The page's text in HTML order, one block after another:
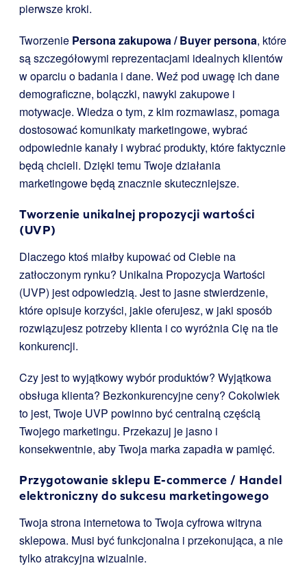
pierwsze kroki.
Tworzenie Persona zakupowa / Buyer persona, które
są szczegółowymi reprezentacjami idealnych klientów
w oparciu o badania i dane. Weź pod uwagę ich dane
demograficzne, bolączki, nawyki zakupowe i
motywacje. Wiedza o tym, z kim rozmawiasz, pomaga
dostosować komunikaty marketingowe, wybrać
odpowiednie kanały i wybrać produkty, które faktycznie
będą chcieli. Dzięki temu Twoje działania
marketingowe będą znacznie skuteczniejsze.
Tworzenie unikalnej propozycji wartości
(UVP)
Dlaczego ktoś miałby kupować od Ciebie na
zatłoczonym rynku? Unikalna Propozycja Wartości
(UVP) jest odpowiedzią. Jest to jasne stwierdzenie,
które opisuje korzyści, jakie oferujesz, w jaki sposób
rozwiązujesz potrzeby klienta i co wyróżnia Cię na tle
konkurencji.
Czy jest to wyjątkowy wybór produktów? Wyjątkowa
obsługa klienta? Bezkonkurencyjne ceny? Cokolwiek
to jest, Twoje UVP powinno być centralną częścią
Twojego marketingu. Przekazuj je jasno i
konsekwentnie, aby Twoja marka zapadła w pamięć.
Przygotowanie sklepu E-commerce / Handel
elektroniczny do sukcesu marketingowego
Twoja strona internetowa to Twoja cyfrowa witryna
sklepowa. Musi być funkcjonalna i przekonująca, a nie
tylko atrakcyjna wizualnie.